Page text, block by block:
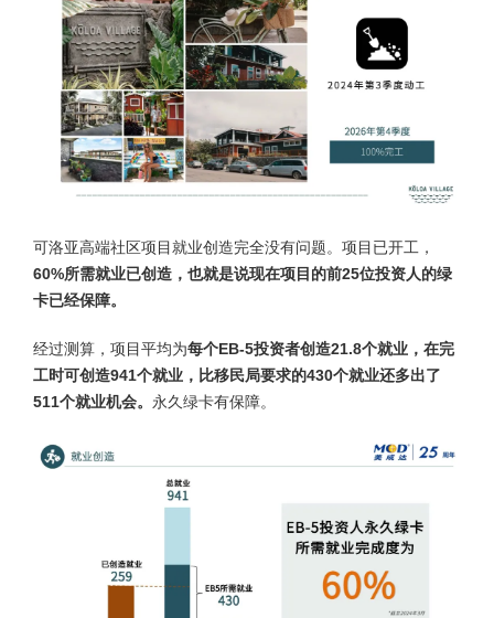
可洛亚高端社区项目就业创造完全没有问题。项目已开工，
60%所需就业已创造，也就是说现在项目的前25位投资人的绿
卡已经保障。
经过测算，项目平均为每个EB-5投资者创造21.8个就业，在完
工时可创造941个就业，比移民局要求的430个就业还多出了
511个就业机会。 永久绿卡有保障。